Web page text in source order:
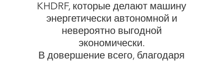
KHDRF, которые делают машину
энергетически автономной и
невероятно выгодной
экономически.
В довершение всего, благодаря